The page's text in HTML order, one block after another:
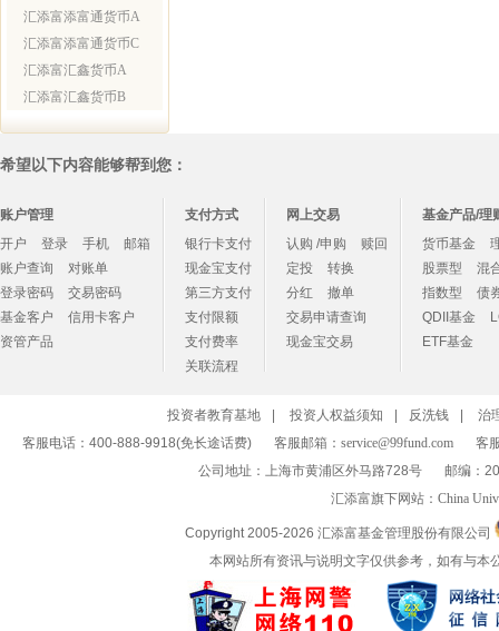
汇添富添富通货币A
汇添富添富通货币C
汇添富汇鑫货币A
汇添富汇鑫货币B
希望以下内容能够帮到您：
账户管理
开户
登录 手机
邮箱
账户查询
对账单
登录密码
交易密码
基金客户
信用卡客户
资管产品
支付方式
银行卡支付
现金宝支付
第三方支付
支付限额
支付费率
关联流程
网上交易
认购 /申购
赎回
定投
转换
分红
撤单
交易申请查询
现金宝交易
基金产品/理
货币基金
股票型
混
指数型
债
QDII基金
ETF基金
投资者教育基地 投资人权益须知 反洗钱
治
客服电话：400-888-9918(免长途话费)
客服邮箱： service@99fund.com
客
公司地址：上海市黄浦区外马路728号
邮编：
汇添富旗下网站： China
Copyright 2005-2026 汇添富基金管理股份有限公司
本网站所有资讯与说明文字仅供参考，如有与本